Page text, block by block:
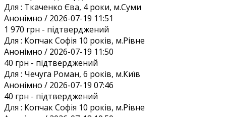
Для : Ткаченко Єва, 4 роки, м.Суми
Анонiмно / 2026-07-19 11:51
1 970 грн - підтверджений
Для : Копчак Софія 10 років, м.Рівне
Анонiмно / 2026-07-19 11:50
40 грн - підтверджений
Для : Чечуга Роман, 6 років, м.Київ
Анонiмно / 2026-07-19 07:46
40 грн - підтверджений
Для : Копчак Софія 10 років, м.Рівне